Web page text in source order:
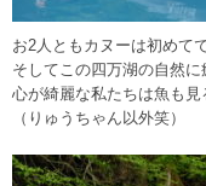
お2人ともカヌーは初めて
そしてこの四万湖の自然
心が綺麗な私たちは魚も見
（りゅうちゃん以外笑）